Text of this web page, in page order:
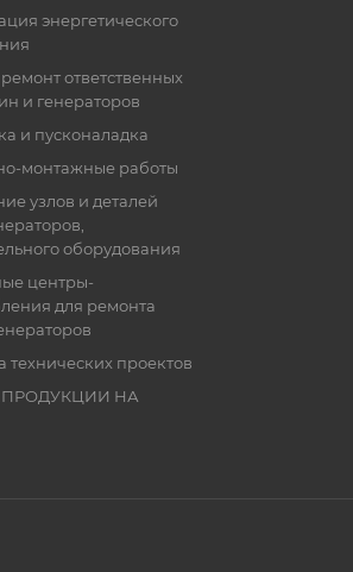
энергетического
ответственных
и генераторов
и пусконаладка
монтажные работы
узлов и деталей
оборудования
центры-
для ремонта
технических проектов
НА